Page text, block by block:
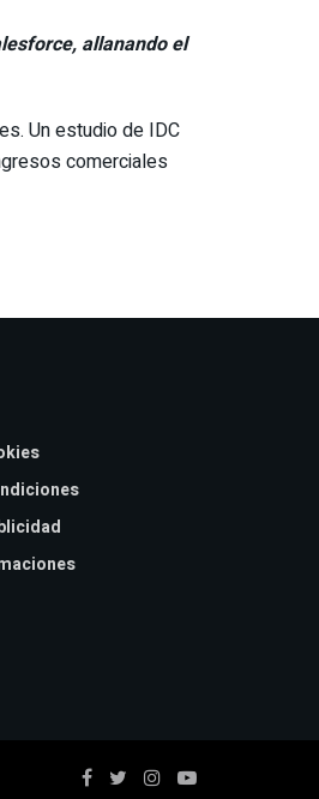
allanando el
Un estudio de IDC
comerciales